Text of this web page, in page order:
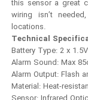
this sensor a great
wiring isn’t
locations.
Technical
Battery Type: 2 x
Alarm Sound: Max
Alarm Output: Flash
Material: Heat-